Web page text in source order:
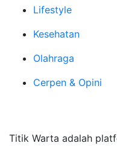
Lifestyle
Kesehatan
Olahraga
Cerpen & Opini
Titik Warta adalah